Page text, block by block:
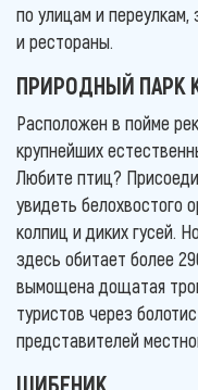
по улицам и
и рестораны.
ПРИРОДНЫЙ ПАРК
Расположен в пойме
крупнейших
Любите птиц?
увидеть белохвостого
колпиц и диких гусей.
здесь обитает более
вымощена дощатая
туристов через
представителей
ШИБЕНИК